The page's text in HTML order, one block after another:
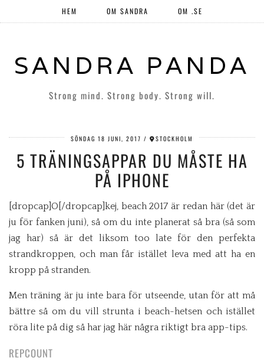
SANDRA PANDA
Strong mind. Strong body. Strong will.
HEM OM SANDRA OM .SE
SÖNDAG 18 JUNI, 2017 STOCKHOLM
5 TRÄNINGSAPPAR DU MÅSTE HA
PÅ IPHONE
[dropcap]O[/dropcap]kej, beach 2017 är redan här (det är
ju för fanken juni), så om du inte planerat så bra (så som
jag har) så är det liksom too late för den perfekta
strandkroppen, och man får istället leva med att ha en
kropp på stranden.
Men träning är ju inte bara för utseende, utan för att må
bättre så om du vill strunta i beach-hetsen och istället
röra lite på dig så har jag här några riktigt bra app-tips.
REPCOUNT